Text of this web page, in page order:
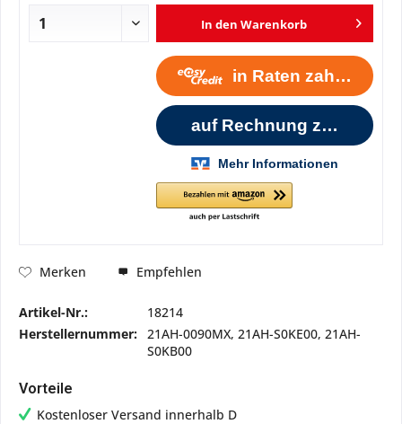
In den Warenkorb
Merken Empfehlen
Artikel-Nr.:
18214
Herstellernummer:
21AH-0090MX, 21AH-S0KE00, 21AH-
S0KB00
Vorteile
Kostenloser Versand innerhalb D